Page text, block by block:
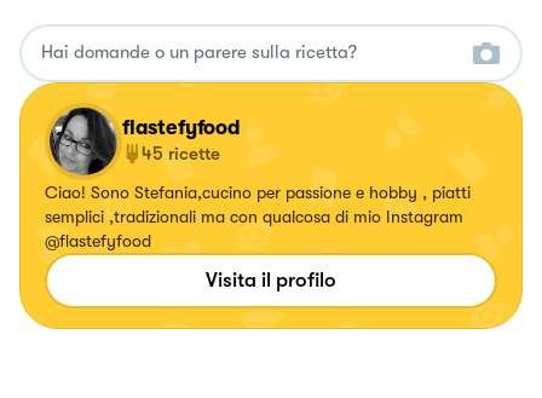
flastefyfood
45 ricette
Ciao! Sono Stefania,cucino per passione e hobby , piatti
semplici ,tradizionali ma con qualcosa di mio Instagram
@flastefyfood
Visita il profilo